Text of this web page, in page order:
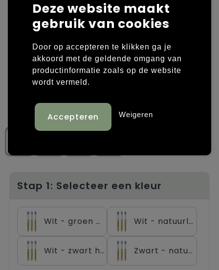
Laptop hoezen en tassen
Overige tassen
Papieren tassen
Promotietassen
Reistassen
Rugzakken
Schoudertassen
Trolleys
Overige kleding
Polo's
Sweaters bedrukken
T-shirts bedrukken
Vesten bedrukken
Schoenen bedrukken
Stap 1: Selecteer een kleur
Wit - groen hout Wit - natuurlijk hout
Wit - zwart hout Zwart - natuurlijk hout
Deze website maakt
gebruik van cookies
Door op accepteren te klikken ga je
akkoord met de geldende omgang van
productinformatie zoals op de website
wordt vermeld.
Weigeren